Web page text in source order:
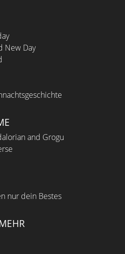
New Day
and Grogu
nur dein Bestes